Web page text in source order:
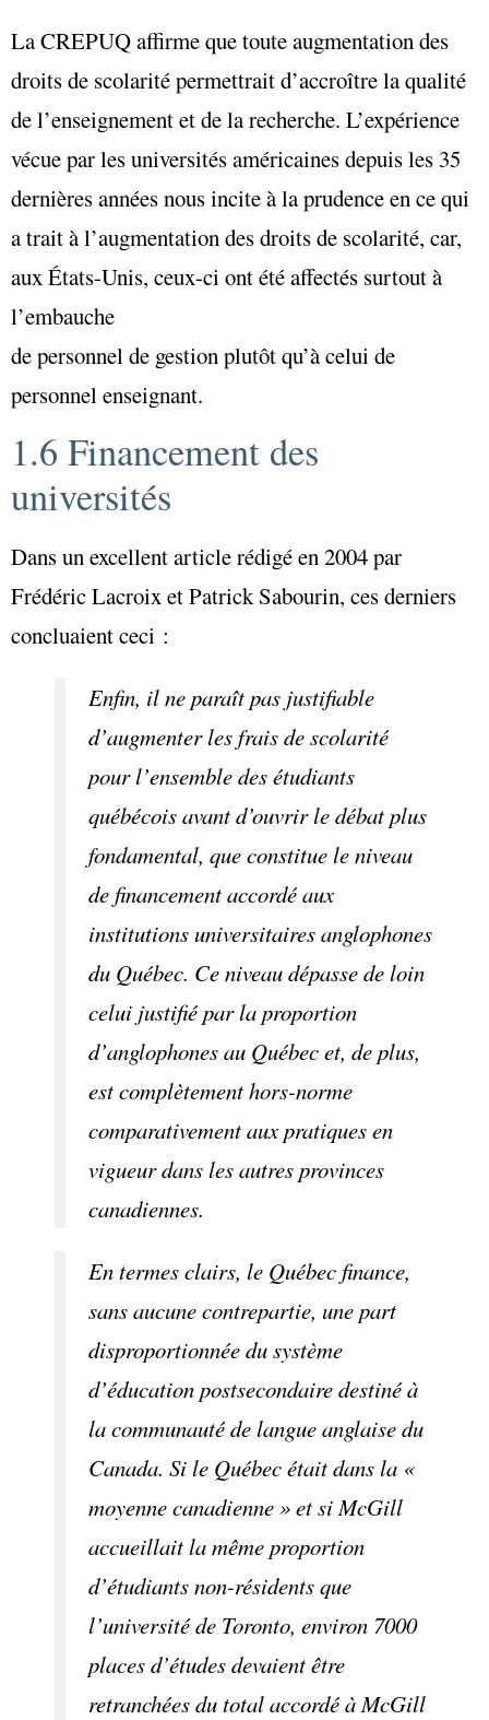
La CREPUQ affirme que toute augmentation des
droits de scolarité permettrait d’accroître la qualité
de l’enseignement et de la recherche. L’expérience
vécue par les universités américaines depuis les 35
dernières années nous incite à la prudence en ce qui
a trait à l’augmentation des droits de scolarité, car,
aux États-Unis, ceux-ci ont été affectés surtout à
l’embauche
de personnel de gestion plutôt qu’à celui de
personnel enseignant.
1.6 Financement des
universités
Dans un excellent article rédigé en 2004 par
Frédéric Lacroix et Patrick Sabourin, ces derniers
concluaient ceci :
Enfin, il ne paraît pas justifiable
d’augmenter les frais de scolarité
pour l’ensemble des étudiants
québécois avant d’ouvrir le débat plus
fondamental, que constitue le niveau
de financement accordé aux
institutions universitaires anglophones
du Québec. Ce niveau dépasse de loin
celui justifié par la proportion
d’anglophones au Québec et, de plus,
est complètement hors-norme
comparativement aux pratiques en
vigueur dans les autres provinces
canadiennes.
En termes clairs, le Québec finance,
sans aucune contrepartie, une part
disproportionnée du système
d’éducation postsecondaire destiné à
la communauté de langue anglaise du
Canada. Si le Québec était dans la «
moyenne canadienne » et si McGill
accueillait la même proportion
d’étudiants non-résidents que
l’université de Toronto, environ 7000
places d’études devaient être
retranchées du total accordé à McGill